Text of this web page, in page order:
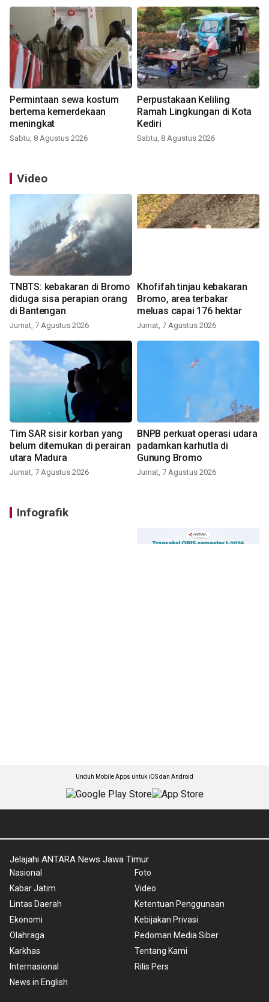
Permintaan sewa kostum
bertema kemerdekaan
meningkat
Sabtu, 8 Agustus 2026
Perpustakaan Keliling
Ramah Lingkungan di Kota
Kediri
Sabtu, 8 Agustus 2026
Video
TNBTS: kebakaran di Bromo
diduga sisa perapian orang
di Bantengan
Jumat, 7 Agustus 2026
Khofifah tinjau kebakaran
Bromo, area terbakar
meluas capai 176 hektar
Jumat, 7 Agustus 2026
Tim SAR sisir korban yang
belum ditemukan di perairan
utara Madura
Jumat, 7 Agustus 2026
BNPB perkuat operasi udara
padamkan karhutla di
Gunung Bromo
Jumat, 7 Agustus 2026
Infografik
Unduh Mobile Apps untuk iOS dan Android
Jelajahi ANTARA News Jawa Timur
Nasional
Kabar Jatim
Lintas Daerah
Ekonomi
Olahraga
Karkhas
Internasional
News in English
Foto
Video
Ketentuan Penggunaan
Kebijakan Privasi
Pedoman Media Siber
Tentang Kami
Rilis Pers